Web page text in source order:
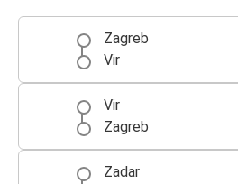
Zagreb
Vir
Vir
Zagreb
Zadar